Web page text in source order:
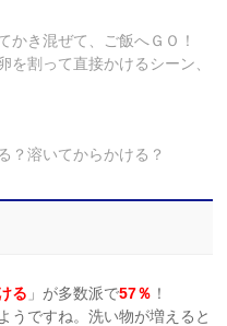
かき混ぜて、ご飯へＧＯ！
を割って直接かけるシーン、
？溶いてからかける？
る 」が多数派で57％ ！
うですね。洗い物が増えると